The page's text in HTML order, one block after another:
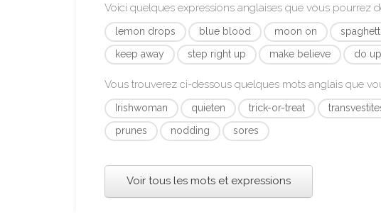
Voici quelques expressions anglaises que vous pourrez
lemon drops blue blood moon on
keep away
step right up make believe do up
Vous trouverez ci-dessous quelques mots anglais que
Irishwoman quieten trick-or-treat
prunes
nodding sores
Voir tous les mots et expressions